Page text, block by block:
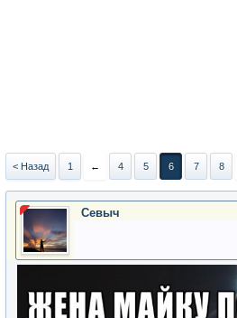
< Назад 1 ← 4 5 6 7 8
Севыч